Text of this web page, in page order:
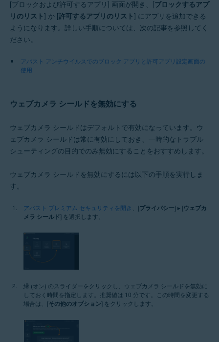
[ブロックおよび許可するアプリ] 画面が開き、[ブロックするアプ
リのリスト] か [許可するアプリのリスト] にアプリを追加できる
ようになります。詳しい手順については、次の記事を参照してく
ださい。
アバスト アンチウイルスでのブロック アプリと許可アプリ設定画面の
使用
ウェブカメラ シールドを無効にする
ウェブカメラ シールドはデフォルトで有効になっています。ウ
ェブカメラ シールドは常に有効にしておき、一時的なトラブル
シューティングの目的でのみ無効にすることをおすすめします。
ウェブカメラ シールドを無効にするには以下の手順を実行しま
す。
アバスト プレミアム セキュリティを開き 、[プライバシー] ▸ [ウェブカ
メラ シールド] を選択します。
緑 (オン) のスライダーをクリックし、ウェブカメラ シールドを無効に
しておく時間を指定します。推奨値は 10 分です。この時間を変更する
場合は、[その他のオプション] をクリックします。